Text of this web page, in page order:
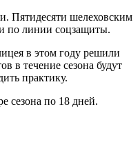
Пятидесяти шелеховским
по линии соцзащиты.
в этом году решили
в течение сезона будут
практику.
сезона по 18 дней.